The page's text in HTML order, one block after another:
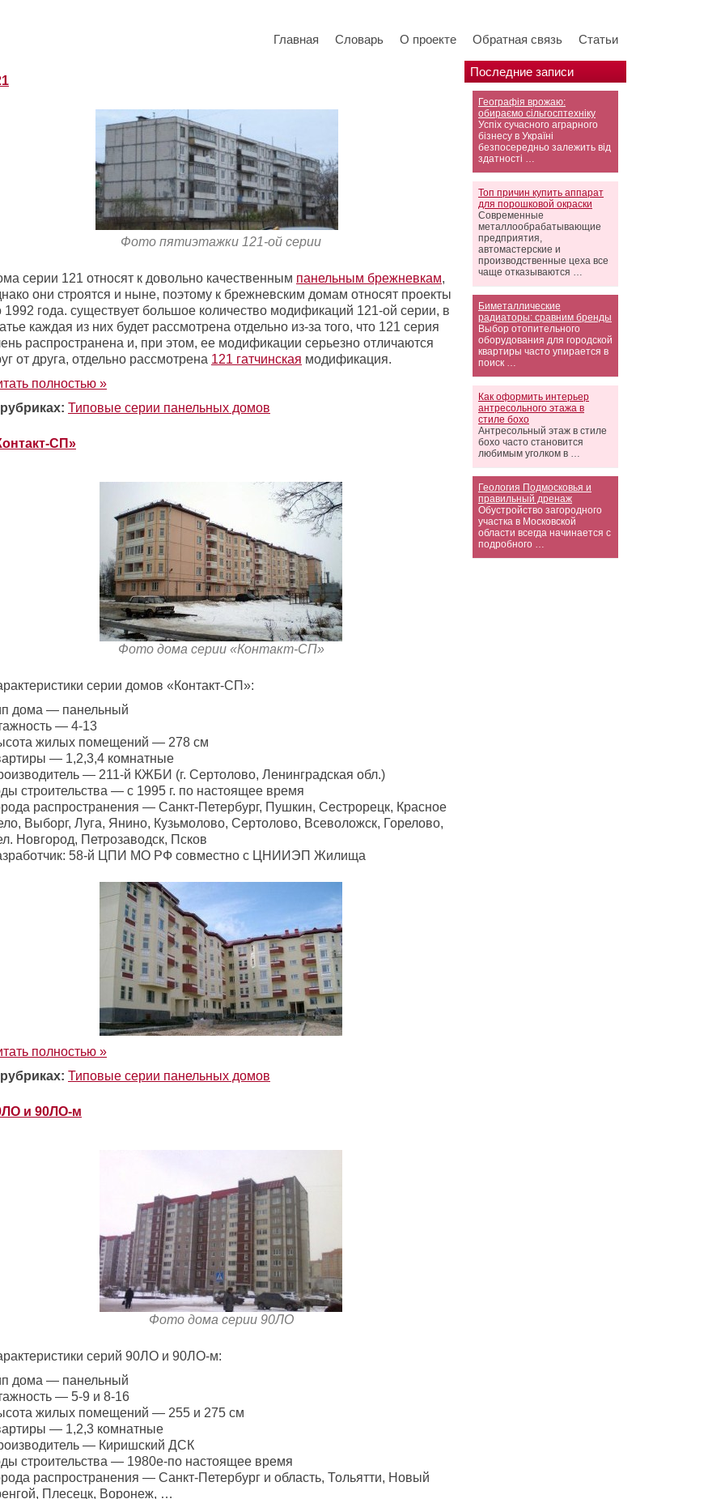
Главная Словарь О проекте Обратная связь Статьи
Последние записи
Географія врожаю:
обираємо сільгосптехніку
Успіх сучасного аграрного
бізнесу в Україні
безпосередньо залежить від
здатності …
Топ причин купить аппарат
для порошковой окраски
Современные
металлообрабатывающие
предприятия,
автомастерские и
производственные цеха все
чаще отказываются …
Биметаллические
радиаторы: сравним бренды
Выбор отопительного
оборудования для городской
квартиры часто упирается в
поиск …
Как оформить интерьер
антресольного этажа в
стиле бохо
Антресольный этаж в стиле
бохо часто становится
любимым уголком в …
Геология Подмосковья и
правильный дренаж
Обустройство загородного
участка в Московской
области всегда начинается с
подробного …
Фото пятиэтажки 121-ой серии
серии 121 относят к довольно качественным панельным брежневкам,
они строятся и ныне, поэтому к брежневским домам относят проекты
1992 года. существует большое количество модификаций 121-ой серии, в
каждая из них будет рассмотрена отдельно из-за того, что 121 серия
распространена и, при этом, ее модификации серьезно отличаются
от друга, отдельно рассмотрена 121 гатчинская модификация.
полностью »
Типовые серии панельных домов
СП»
Фото дома серии «Контакт-СП»
серии домов «Контакт-СП»:
дома — панельный
— 4-13
жилых помещений — 278 см
— 1,2,3,4 комнатные
— 211-й КЖБИ (г. Сертолово, Ленинградская обл.)
строительства — с 1995 г. по настоящее время
распространения — Санкт-Петербург, Пушкин, Сестрорецк, Красное
Выборг, Луга, Янино, Кузьмолово, Сертолово, Всеволожск, Горелово,
Новгород, Петрозаводск, Псков
58-й ЦПИ МО РФ совместно с ЦНИИЭП Жилища
полностью »
Типовые серии панельных домов
и 90ЛО-м
Фото дома серии 90ЛО
серий 90ЛО и 90ЛО-м:
дома — панельный
— 5-9 и 8-16
жилых помещений — 255 и 275 см
— 1,2,3 комнатные
— Киришский ДСК
строительства — 1980е-по настоящее время
распространения — Санкт-Петербург и область, Тольятти, Новый
Плесецк, Воронеж, …